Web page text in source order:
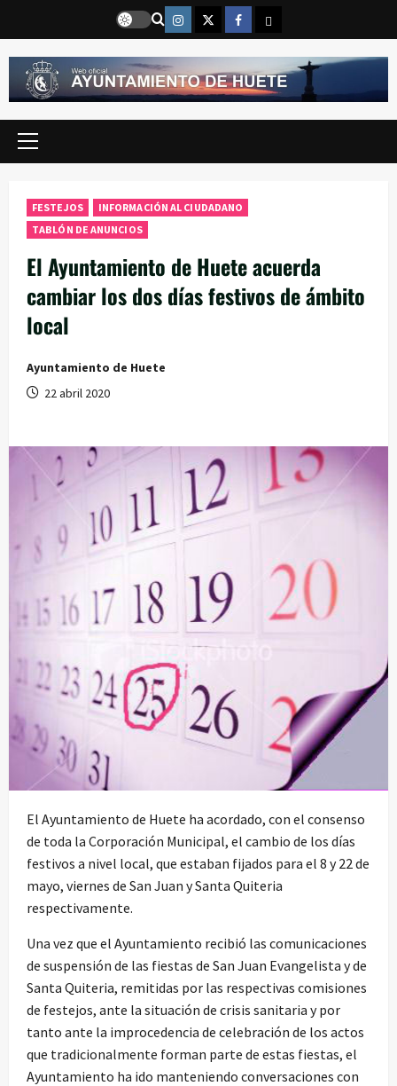
contenido
Instragram
TwitterFacebook
Email
Menú
FESTEJOS
INFORMACIÓN AL CIUDADANO
TABLÓN DE ANUNCIOS
El Ayuntamiento de Huete acuerda
cambiar los dos días festivos de ámbito
local
Ayuntamiento de Huete
22 abril 2020
El Ayuntamiento de Huete ha acordado, con el consenso
de toda la Corporación Municipal, el cambio de los días
festivos a nivel local, que estaban fijados para el 8 y 22 de
mayo, viernes de San Juan y Santa Quiteria
respectivamente.
Una vez que el Ayuntamiento recibió las comunicaciones
de suspensión de las fiestas de San Juan Evangelista y de
Santa Quiteria, remitidas por las respectivas comisiones
de festejos, ante la situación de crisis sanitaria y por
tanto ante la improcedencia de celebración de los actos
que tradicionalmente forman parte de estas fiestas, el
Ayuntamiento ha ido manteniendo conversaciones con